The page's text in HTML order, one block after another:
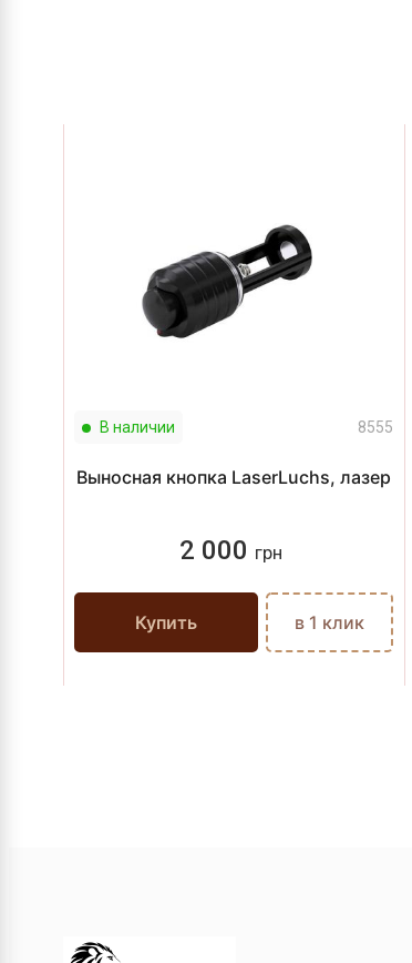
В наличии 8555
Выносная кнопка LaserLuchs, лазер
2 000 грн
Купить в 1 клик